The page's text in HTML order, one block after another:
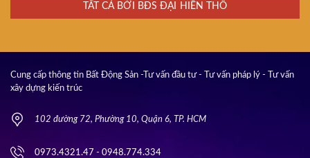
TẤT CẢ BỞI BĐS ĐẠI HIỀN THỔ
Cung cấp thông tin Bất Động Sản -Tư vấn đầu tư - Tư vấn pháp lý - Tư vấn
xây dựng kiến trúc
102 đường 72, Phường 10, Quận 6, TP. HCM
0973.4321.47 - 0948.774.334